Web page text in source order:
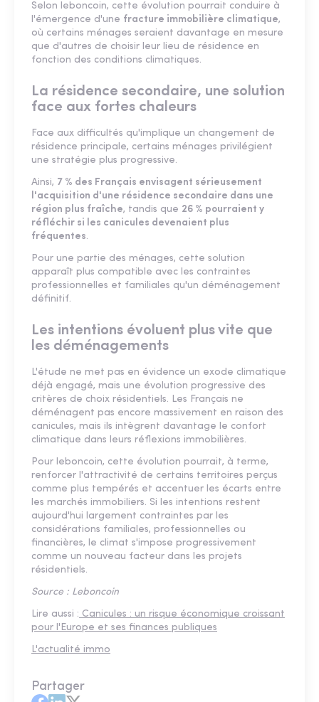
Selon leboncoin, cette évolution pourrait conduire à
l'émergence d'une fracture immobilière climatique,
où certains ménages seraient davantage en mesure
que d'autres de choisir leur lieu de résidence en
fonction des conditions climatiques.
La résidence secondaire, une solution
face aux fortes chaleurs
Face aux difficultés qu'implique un changement de
résidence principale, certains ménages privilégient
une stratégie plus progressive.
Ainsi, 7 % des Français envisagent sérieusement
l'acquisition d'une résidence secondaire dans une
région plus fraîche, tandis que 26 % pourraient y
réfléchir si les canicules devenaient plus
fréquentes.
Pour une partie des ménages, cette solution
apparaît plus compatible avec les contraintes
professionnelles et familiales qu'un déménagement
définitif.
Les intentions évoluent plus vite que
les déménagements
L'étude ne met pas en évidence un exode climatique
déjà engagé, mais une évolution progressive des
critères de choix résidentiels. Les Français ne
déménagent pas encore massivement en raison des
canicules, mais ils intègrent davantage le confort
climatique dans leurs réflexions immobilières.
Pour leboncoin, cette évolution pourrait, à terme,
renforcer l'attractivité de certains territoires perçus
comme plus tempérés et accentuer les écarts entre
les marchés immobiliers. Si les intentions restent
aujourd'hui largement contraintes par les
considérations familiales, professionnelles ou
financières, le climat s'impose progressivement
comme un nouveau facteur dans les projets
résidentiels.
Source : Leboncoin
Lire aussi : Canicules : un risque économique croissant
pour l'Europe et ses finances publiques
L'actualité immo
Partager